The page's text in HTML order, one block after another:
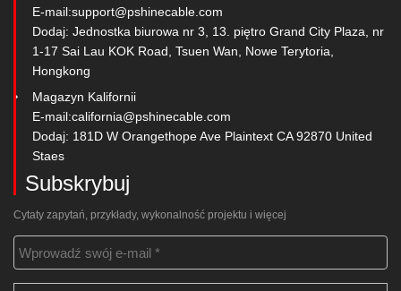
E-mail:support@pshinecable.com
Dodaj: Jednostka biurowa nr 3, 13. piętro Grand City Plaza, nr
1-17 Sai Lau KOK Road, Tsuen Wan, Nowe Terytoria,
Hongkong
Magazyn Kalifornii
E-mail:california@pshinecable.com
Dodaj: 181D W Orangethope Ave Plaintext CA 92870 United
Staes
Subskrybuj
Cytaty zapytań, przykłady, wykonalność projektu i więcej